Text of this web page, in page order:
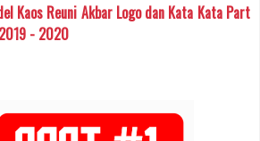
Kaos Reuni Akbar Logo dan Kata Kata Part
- 2020